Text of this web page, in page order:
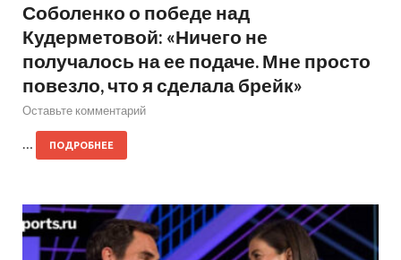
Соболенко о победе над
Кудерметовой: «Ничего не
получалось на ее подаче. Мне просто
повезло, что я сделала брейк»
Оставьте комментарий
… ПОДРОБНЕЕ